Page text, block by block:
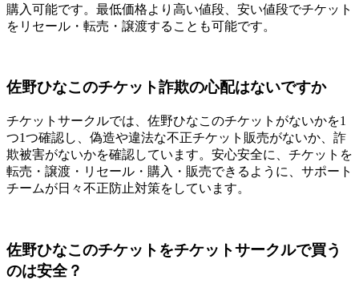
購入可能です。最低価格より高い値段、安い値段でチケット
をリセール・転売・譲渡することも可能です。
佐野ひなこのチケット詐欺の心配はないですか
チケットサークルでは、佐野ひなこのチケットがないかを1
つ1つ確認し、偽造や違法な不正チケット販売がないか、詐
欺被害がないかを確認しています。安心安全に、チケットを
転売・譲渡・リセール・購入・販売できるように、サポート
チームが日々不正防止対策をしています。
佐野ひなこのチケットをチケットサークルで買う
のは安全？